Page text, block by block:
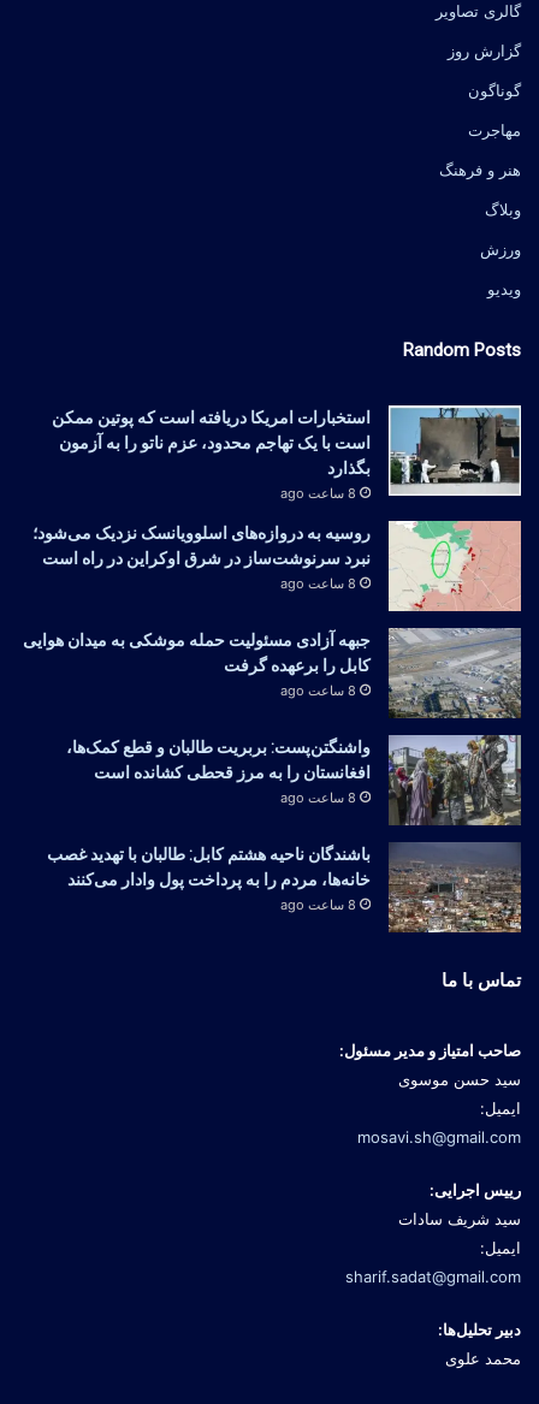
گالری تصاویر
گزارش روز
گوناگون
مهاجرت
هنر و فرهنگ
وبلاگ
ورزش
ویدیو
Random Posts
استخبارات امریکا دریافته است که پوتین ممکن
است با یک تهاجم محدود، عزم ناتو را به آزمون
بگذارد
8 ساعت ago
روسیه به دروازه‌های اسلوویانسک نزدیک می‌شود؛
نبرد سرنوشت‌ساز در شرق اوکراین در راه است
8 ساعت ago
جبهه آزادی مسئولیت حمله موشکی به میدان هوایی
کابل را برعهده گرفت
8 ساعت ago
واشنگتن‌پست: بربریت طالبان و قطع کمک‌ها،
افغانستان را به مرز قحطی کشانده است
8 ساعت ago
باشندگان ناحیه هشتم کابل: طالبان با تهدید غصب
خانه‌ها، مردم را به پرداخت پول وادار می‌کنند
8 ساعت ago
تماس با ما
صاحب امتیاز و مدیر مسئول:
سید حسن موسوی
ایمیل:
mosavi.sh@gmail.com
رییس اجرایی:
سید شریف سادات
ایمیل:
sharif.sadat@gmail.com
دبیر تحلیل‌ها:
محمد علوی